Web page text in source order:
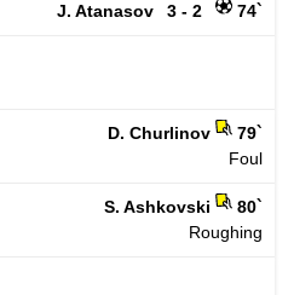
J. Atanasov 3 - 2 74`
D. Churlinov
79`
Foul
S. Ashkovski
80`
Roughing